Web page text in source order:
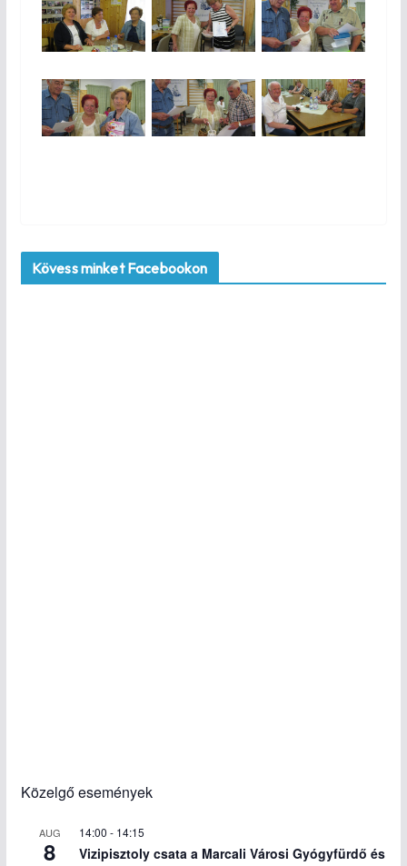
Kövess minket Facebookon
Közelgő események
AUG
8
14:00 - 14:15
Vizipisztoly csata a Marcali Városi Gyógyfürdő és